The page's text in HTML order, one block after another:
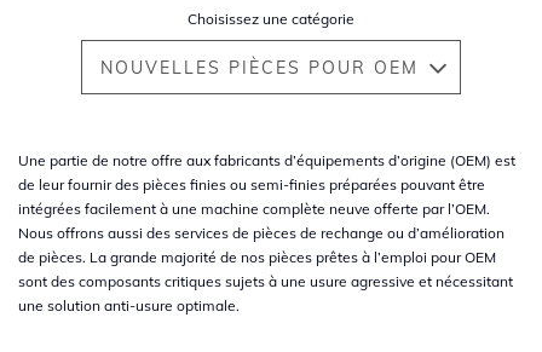
principal
Choisissez une catégorie
NOUVELLES PIÈCES POUR OEM
Une partie de notre offre aux fabricants d’équipements d’origine (OEM) est
de leur fournir des pièces finies ou semi-finies préparées pouvant être
intégrées facilement à une machine complète neuve offerte par l’OEM.
Nous offrons aussi des services de pièces de rechange ou d’amélioration
de pièces. La grande majorité de nos pièces prêtes à l’emploi pour OEM
sont des composants critiques sujets à une usure agressive et nécessitant
une solution anti-usure optimale.